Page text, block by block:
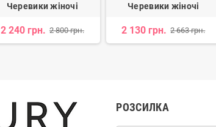
Черевики жіночі
2 240 грн. 2 800 грн.
Черевики жіночі
2 130 грн. 2 663 грн.
РОЗСИЛКА